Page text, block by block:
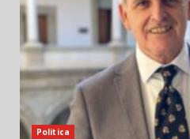
Politica